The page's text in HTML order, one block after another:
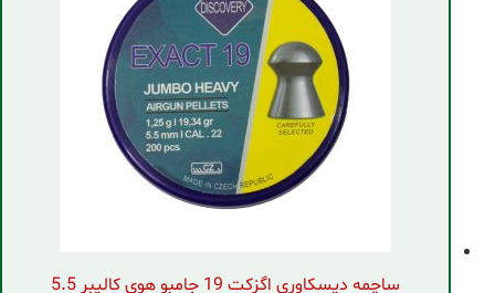
ساچمه دیسکاوری اگزکت 19 جامبو هوی کالیبر 5.5